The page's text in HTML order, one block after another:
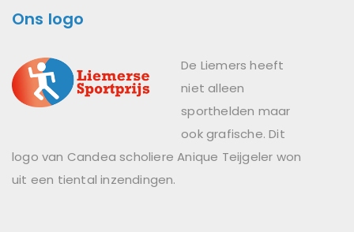
Ons logo
De Liemers heeft
niet alleen
sporthelden maar
ook grafische. Dit
logo van Candea scholiere Anique Teijgeler won
uit een tiental inzendingen.